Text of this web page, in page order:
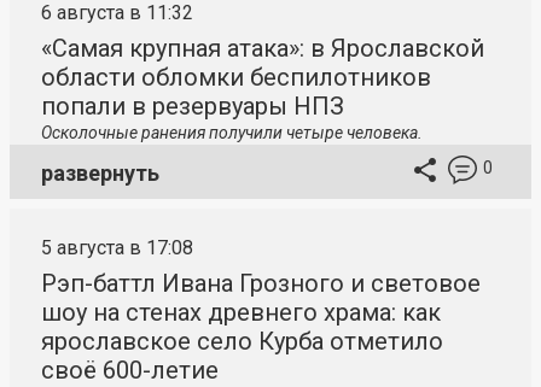
6 августа в 11:32
«Самая крупная атака»: в Ярославской
области обломки беспилотников
попали в резервуары НПЗ
Осколочные ранения получили четыре человека.
развернуть 0
5 августа в 17:08
Рэп-баттл Ивана Грозного и световое
шоу на стенах древнего храма: как
ярославское село Курба отметило
своё 600-летие